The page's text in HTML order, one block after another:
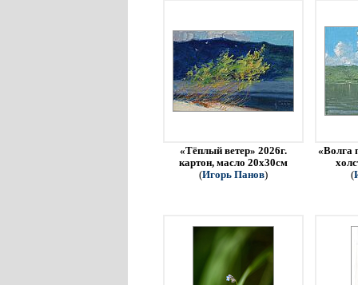
«Тёплый ветер» 2026г.
картон, масло 20х30см
(Игорь Панов)
«Волга
(